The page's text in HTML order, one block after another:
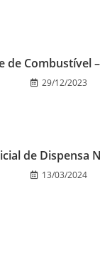
de Combustível
29/12/2023
de Dispensa
13/03/2024